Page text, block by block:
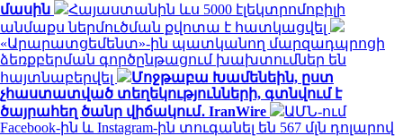
մասին
Հայաստանին ևս 5000 էլեկտրոմոբիլի
անմաքս ներմուծման քվոտա է հատկացվել
«Արարատցեմենտ»-ին պատկանող մարզադպրոցի
ձեռքբերման գործընթացում խախտումներ են
հայտնաբերվել
Մոջթաբա Խամենեին, ըստ
չհաստատված տեղեկությունների, գտնվում է
ծայրահեղ ծանր վիճակում․ IranWire
ԱՄՆ-ում
Facebook-ին և Instagram-ին տուգանել են 567 մլն դոլարով